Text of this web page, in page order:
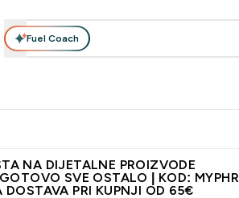
Fuel Coach
NA DIJETALNE PROIZVODE
SVE OSTALO | KOD: MYPHR
DOSTAVA PRI KUPNJI OD 65€